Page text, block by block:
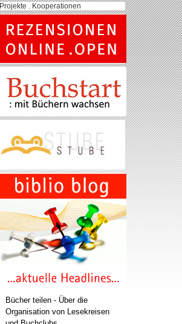
Projekte . Kooperationen
Bücher teilen - Über die
Organisation von Lesekreisen